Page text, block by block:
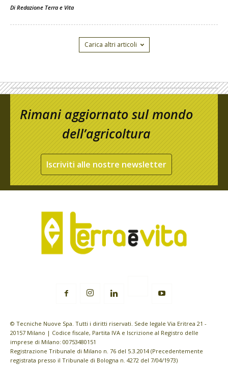
Di Redazione Terra e Vita
Carica altri articoli
Rimani aggiornato sul mondo
dell’agricoltura
Iscriviti alle nostre newsletter
© Tecniche Nuove Spa. Tutti i diritti riservati. Sede legale Via Eritrea 21 -
20157 Milano | Codice fiscale, Partita IVA e Iscrizione al Registro delle
imprese di Milano: 00753480151
Registrazione Tribunale di Milano n. 76 del 5.3.2014 (Precedentemente
registrata presso il Tribunale di Bologna n. 4272 del 7/04/1973)